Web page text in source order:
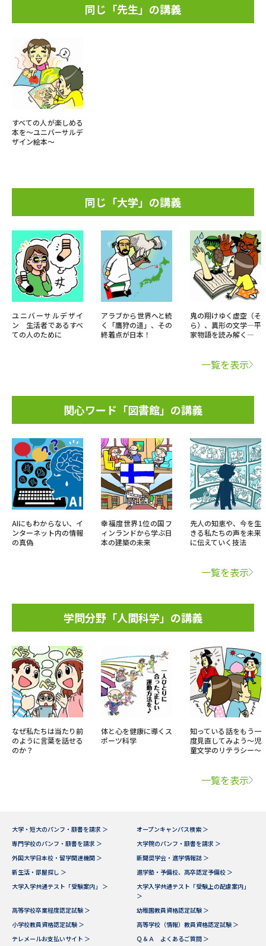
同じ「先生」の講義
すべての人が楽しめる
本を～ユニバーサルデ
ザイン絵本～
同じ「大学」の講義
ユニバーサルデザイ
ン 生活者であるすべ
ての人のために
アラブから世界へと続
く「鷹狩の道」、その
終着点が日本！
鬼の翔けゆく虚空（そ
ら）、異形の文学―平
家物語を読み解く―
一覧を表示
関心ワード「図書館」の講義
AIにもわからない、イ
ンターネット内の情報
の真偽
幸福度世界1位の国フ
ィンランドから学ぶ日
本の建築の未来
先人の知恵や、今を生
きる私たちの声を未来
に伝えていく技法
一覧を表示
学問分野「人間科学」の講義
なぜ私たちは当たり前
のように言葉を話せる
のか？
体と心を健康に導くス
ポーツ科学
知っている話をもう一
度見直してみよう～児
童文学のリテラシー～
一覧を表示
大学・短大のパンフ・願書を請求 ＞
オープンキャンパス検索 ＞
専門学校のパンフ・願書を請求 ＞
大学院のパンフ・願書を請求 ＞
外国大学日本校・留学関連機関 ＞
新聞奨学会・進学情報誌 ＞
新生活・部屋探し ＞
進学塾・予備校、高卒認定予備校 ＞
大学入学共通テスト「受験案内」 ＞
大学入学共通テスト「受験上の配慮案内」
＞
高等学校卒業程度認定試験 ＞
幼稚園教員資格認定試験 ＞
小学校教員資格認定試験 ＞
高等学校（情報）教員資格認定試験 ＞
テレメールお支払いサイト ＞
Ｑ＆Ａ よくあるご質問 ＞